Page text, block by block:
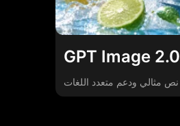
GPT Image 2.0